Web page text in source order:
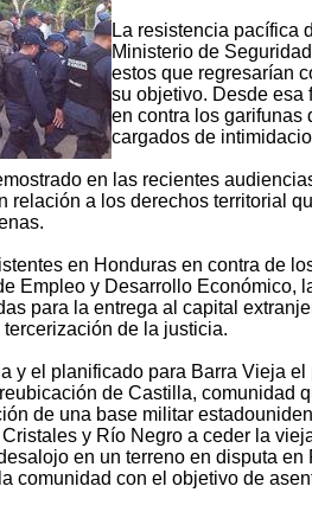
La resistencia pacífica
Ministerio de
estos que regresarían
su objetivo. Desde esa
en contra los garifunas
cargados de
en las recientes
relación a los derechos territorial
en Honduras en contra de
Empleo y Desarrollo Económico,
para la entrega al capital
de la justicia.
y el planificado para Barra Vieja
de Castilla, comunidad
de una base militar
y Río Negro a ceder la
en un terreno en disputa
comunidad con el objetivo de